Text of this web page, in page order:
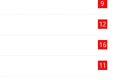
9
12
16
11